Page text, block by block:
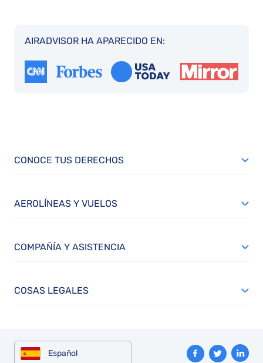
AIRADVISOR HA APARECIDO EN:
CONOCE TUS DERECHOS
AEROLÍNEAS Y VUELOS
COMPAÑÍA Y ASISTENCIA
COSAS LEGALES
Español